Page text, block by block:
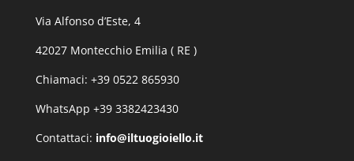
Via Alfonso d’Este, 4
42027 Montecchio Emilia ( RE )
Chiamaci: +39 0522 865930
WhatsApp +39 3382423430
Contattaci: info@iltuogioiello.it